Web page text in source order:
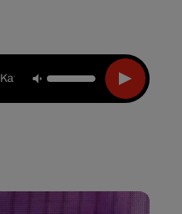
Katy Perry Feat. Skip Marley